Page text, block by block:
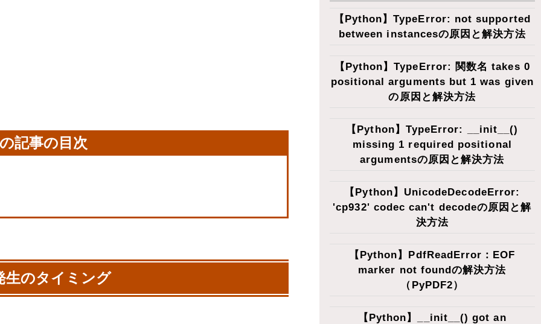
記事の目次
生のタイミング
【Python】TypeError: not supported
between instancesの原因と解決方法
【Python】TypeError: 関数名 takes 0
positional arguments but 1 was given
の原因と解決方法
【Python】TypeError: __init__()
missing 1 required positional
argumentsの原因と解決方法
【Python】UnicodeDecodeError:
'cp932' codec can't decodeの原因と解
決方法
【Python】PdfReadError：EOF
marker not foundの解決方法
（PyPDF2）
【Python】__init__() got an